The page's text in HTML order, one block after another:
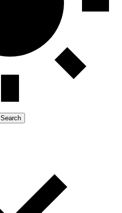
Search